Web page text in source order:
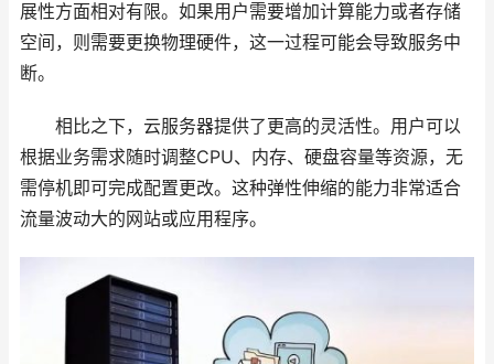
展性方面相对有限。如果用户需要增加计算能力或者存储
空间，则需要更换物理硬件，这一过程可能会导致服务中
断。
相比之下，云服务器提供了更高的灵活性。用户可以
根据业务需求随时调整CPU、内存、硬盘容量等资源，无
需停机即可完成配置更改。这种弹性伸缩的能力非常适合
流量波动大的网站或应用程序。